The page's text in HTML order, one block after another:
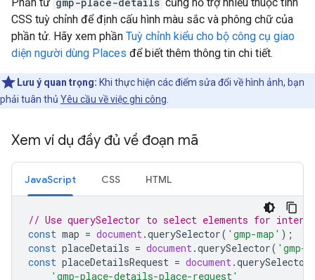
CSS tuỳ chỉnh để định cấu hình màu sắc và phông chữ của
phần tử. Hãy xem phần Tuỳ chỉnh kiểu cho bộ công cụ giao
diện người dùng Places để biết thêm thông tin chi tiết.
Lưu ý quan trọng: Khi thực hiện các điểm sửa đổi về hình ảnh, bạn
phải tuân thủ Yêu cầu về việc ghi công.
Xem ví dụ đầy đủ về đoạn mã
JavaScript CSS HTML
// Use querySelector to select elements for
const map = document.querySelector( 'gmp-map' );
const placeDetails = document.querySelector( 'gmp-
const placeDetailsRequest = document.querySelector
'gmp-place-details-place-request'